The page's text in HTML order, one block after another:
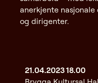
anerkjente nasjonale
og dirigenter.
21.04.202318.00